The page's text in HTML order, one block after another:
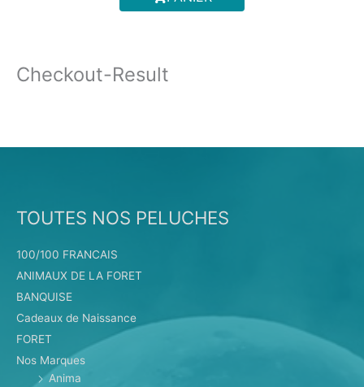
m
Checkout-Result
TOUTES NOS PELUCHES
100/100 FRANCAIS
ANIMAUX DE LA FORET
BANQUISE
Cadeaux de Naissance
FORET
Nos Marques
Anima